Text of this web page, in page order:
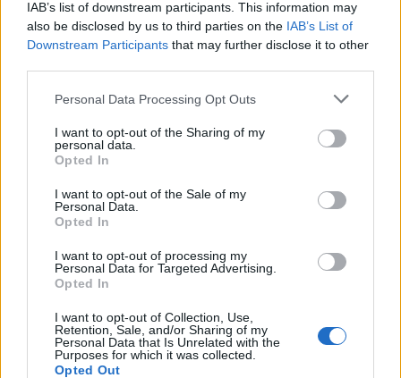
IAB’s list of downstream participants. This information may
also be disclosed by us to third parties on the IAB’s List of
Downstream Participants that may further disclose it to other
Personal Data Processing Opt Outs
I want to opt-out of the Sharing of my
personal data.
Opted In
I want to opt-out of the Sale of my
Personal Data.
Opted In
I want to opt-out of processing my
Personal Data for Targeted Advertising.
Opted In
I want to opt-out of Collection, Use,
Retention, Sale, and/or Sharing of my
Personal Data that Is Unrelated with the
Purposes for which it was collected.
Opted Out
commento esprime il pensiero dell'autore e non rappresenta la linea editoriale
di VareseNews.it, che rimane autonoma e indipendente. I messaggi inclusi nei
commenti non sono testi giornalistici, ma post inviati dai singoli lettori che
possono essere automaticamente pubblicati senza filtro preventivo. I commenti
che includano uno o più link a siti esterni verranno rimossi in automatico dal